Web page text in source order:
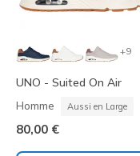
+9
UNO - Suited On Air
Homme Aussi en Large
80,00 €